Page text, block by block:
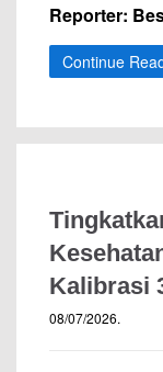
Reporter:
Continue
Kalibrasi
08/07/2026.